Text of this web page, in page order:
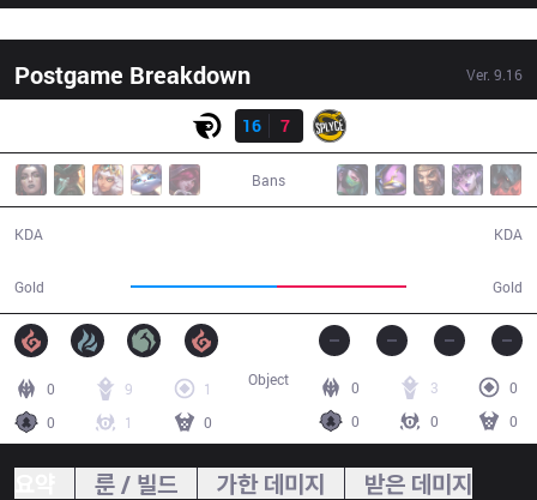
Postgame Breakdown Ver. 9.16
16
7
Bans
KDA
Gold Gold
KDA
0 9
1
0
1 0
0 3
0
0
0 0
Object
룬 / 빌드 가한 데미지 받은 데미지